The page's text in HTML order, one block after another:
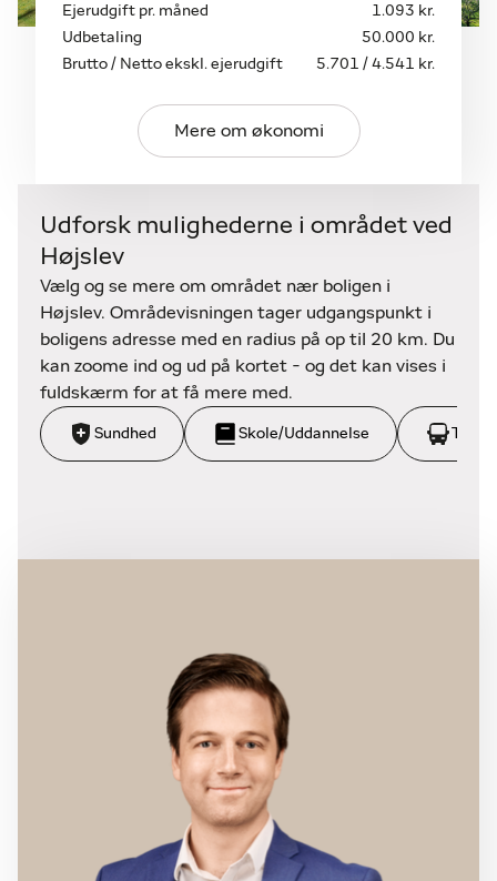
Ejerudgift pr. måned
1.093 kr.
Udbetaling
50.000 kr.
Brutto / Netto ekskl. ejerudgift
5.701 / 4.541 kr.
Mere om økonomi
Udforsk mulighederne i området ved
Højslev
Vælg og se mere om området nær boligen i
Højslev. Områdevisningen tager udgangspunkt i
boligens adresse med en radius på op til 20 km. Du
kan zoome ind og ud på kortet - og det kan vises i
fuldskærm for at få mere med.
Sundhed Skole/Uddannelse